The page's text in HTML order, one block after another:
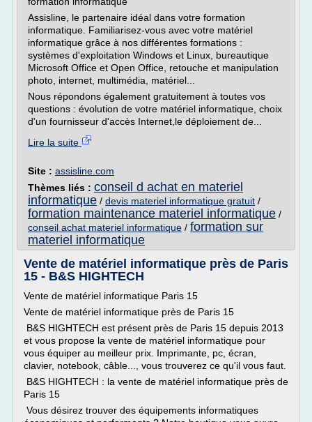
Assisline, le partenaire idéal dans votre formation
informatique. Familiarisez-vous avec votre matériel
informatique grâce à nos différentes formations :
systèmes d'exploitation Windows et Linux, bureautique
Microsoft Office et Open Office, retouche et manipulation
photo, internet, multimédia, matériel...
Nous répondons également gratuitement à toutes vos
questions : évolution de votre matériel informatique, choix
d'un fournisseur d'accès Internet,le déploiement de...
Lire la suite
Site : assisline.com
Thèmes liés : conseil d achat en materiel
informatique / devis materiel informatique gratuit /
formation maintenance materiel informatique /
conseil achat materiel informatique / formation sur
materiel informatique
Vente de matériel informatique près de Paris
15 - B&S HIGHTECH
Vente de matériel informatique Paris 15
Vente de matériel informatique près de Paris 15
B&S HIGHTECH est présent près de Paris 15 depuis 2013
et vous propose la vente de matériel informatique pour
vous équiper au meilleur prix. Imprimante, pc, écran,
clavier, notebook, câble..., vous trouverez ce qu'il vous faut.
B&S HIGHTECH : la vente de matériel informatique près de
Paris 15
Vous désirez trouver des équipements informatiques